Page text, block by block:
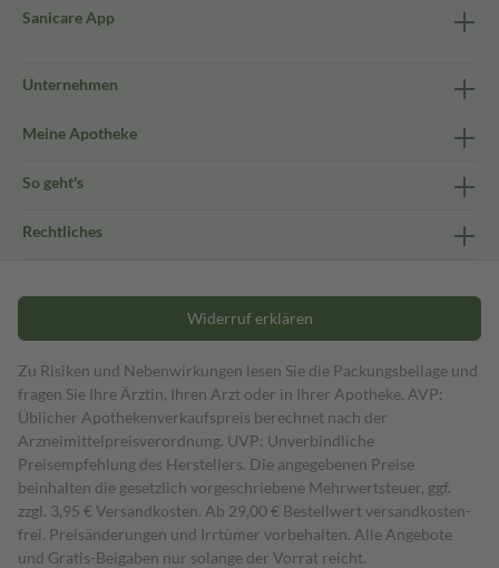
Sanicare App
Unternehmen
Meine Apotheke
So geht's
Rechtliches
Widerruf erklären
Zu Risiken und Nebenwirkungen lesen Sie die Packungsbeilage und
fragen Sie Ihre Ärztin, Ihren Arzt oder in Ihrer Apotheke. AVP:
Üblicher Apothekenverkaufspreis berechnet nach der
Arzneimittelpreisverordnung. UVP: Unverbindliche
Preisempfehlung des Herstellers. Die angegebenen Preise
beinhalten die gesetzlich vorgeschriebene Mehrwertsteuer, ggf.
zzgl. 3,95 € Versandkosten. Ab 29,00 € Bestell­wert versand­kosten­
frei. Preisänderungen und Irrtümer vorbehalten. Alle Angebote
und Gratis-Beigaben nur solange der Vorrat reicht.